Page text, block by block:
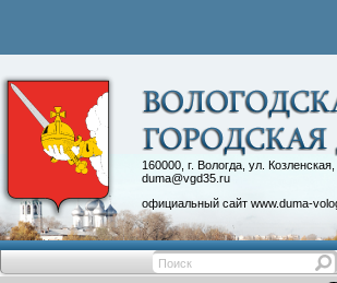
160000, г. Вологда, ул.
duma@vgd35.ru
официальный сайт www.duma-
Контакты
Депутатские объединения